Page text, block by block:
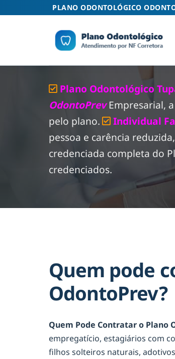
PLANO ODONTOLÓGICO
Plano Odontológico
OdontoPrev Empresarial,
pelo plano.
Individual
pessoa e carência
credenciada completa do
credenciados.
Quem pode
OdontoPrev?
Quem Pode Contratar o Plano
empregatício, estagiários com
filhos solteiros naturais,